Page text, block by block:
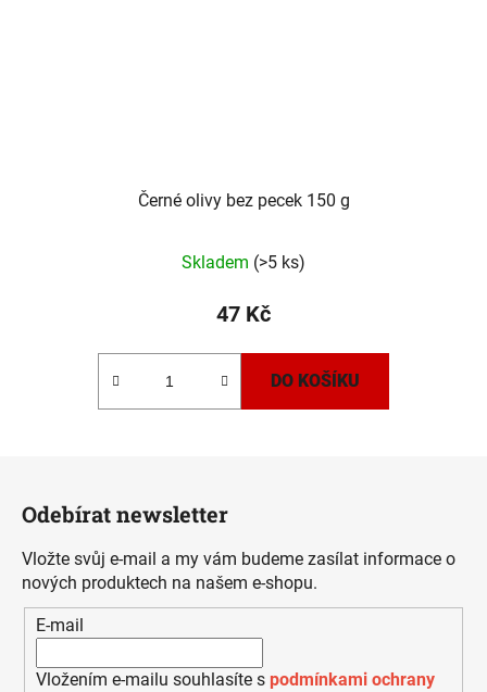
Černé olivy bez pecek 150 g
Skladem (>5 ks)
47 Kč
DO KOŠÍKU
Odebírat newsletter
Vložte svůj e-mail a my vám budeme zasílat informace o
nových produktech na našem e-shopu.
E-mail
Vložením e-mailu souhlasíte s podmínkami ochrany